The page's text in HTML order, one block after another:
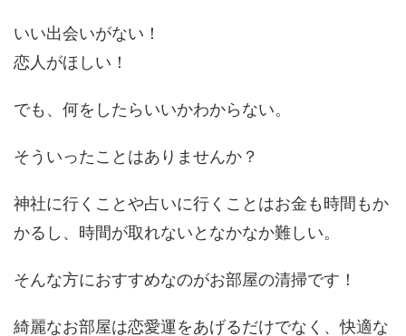
いい出会いがない！
恋人がほしい！
でも、何をしたらいいかわからない。
そういったことはありませんか？
神社に行くことや占いに行くことはお金も時間もか
かるし、時間が取れないとなかなか難しい。
そんな方におすすめなのがお部屋の清掃です！
綺麗なお部屋は恋愛運をあげるだけでなく、快適な